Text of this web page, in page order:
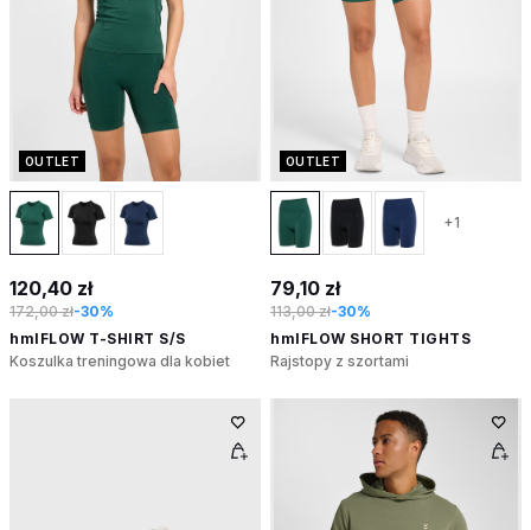
OUTLET
120,40 zł
172,00 zł-30%
hmlFLOW T-SHIRT S/S
Koszulka treningowa dla kobiet
OUTLET
+1
79,10 zł
113,00 zł-30%
hmlFLOW SHORT TIGHTS
Rajstopy z szortami